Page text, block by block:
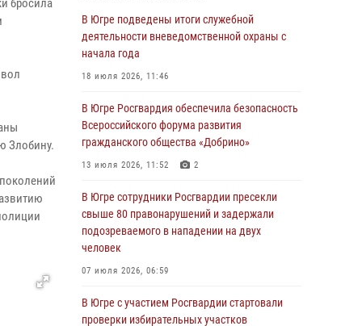
бросила
Злобину.
пресекли более 100 преступлений и
27 июля 2026, 11:42
участие в межведомственных проверках
объектов образования в Югре
27 июля 2026, 04:35 2
для юных югорчан
24 июля 2026, 04:17 3
В Югре подведены итоги служебной
18 июля 2026, 11:46
В Югре подведены итоги служебной
деятельности вневедомственной охраны с
начала года
18 июля 2026, 11:46
В Югре Росгвардия обеспечила безопасность
Всероссийского форума развития
гражданского общества «Добрино»
13 июля 2026, 11:52 2
В Югре сотрудники Росгвардии пресекли
свыше 80 правонарушений и задержали
подозреваемого в нападении на двух
человек
07 июля 2026, 06:59
В Югре с участием Росгвардии стартовали
проверки избирательных участков